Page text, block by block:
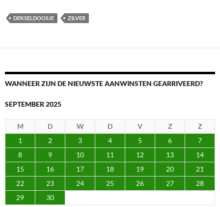
DEKSELDOOSJE ZILVER
WANNEER ZIJN DE NIEUWSTE AANWINSTEN GEARRIVEERD?
SEPTEMBER 2025
M D W D V Z
Z
1
2 3 4 5 6
7
8
9 10 11 12 13
14
15
16 17 18 19 20
21
22
23 24 25 26 27
28
29
30